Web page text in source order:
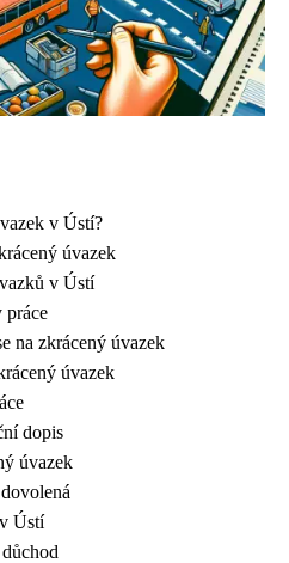
v Ústí?
úvazek
v Ústí
práce
na zkrácený úvazek
úvazek
dopis
úvazek
Ústí